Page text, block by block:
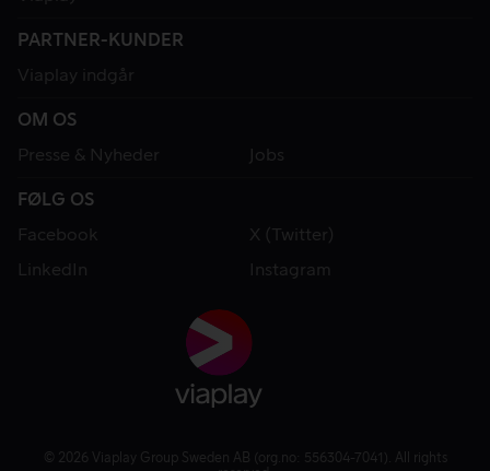
PARTNER-KUNDER
Viaplay indgår
OM OS
Presse & Nyheder
Jobs
FØLG OS
Facebook
X (Twitter)
LinkedIn
Instagram
© 2026 Viaplay Group Sweden AB (org.no: 556304-7041). All rights